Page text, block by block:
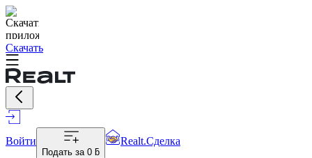
Скачать
Войти
Подать за 0 ƃ
Realt.Сделка